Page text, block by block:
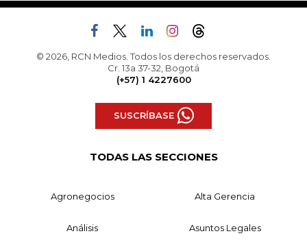
© 2026, RCN Medios. Todos los derechos reservados.
Cr. 13a 37-32, Bogotá
(+57) 1 4227600
SUSCRÍBASE
TODAS LAS SECCIONES
Agronegocios Alta Gerencia
Análisis Asuntos Legales